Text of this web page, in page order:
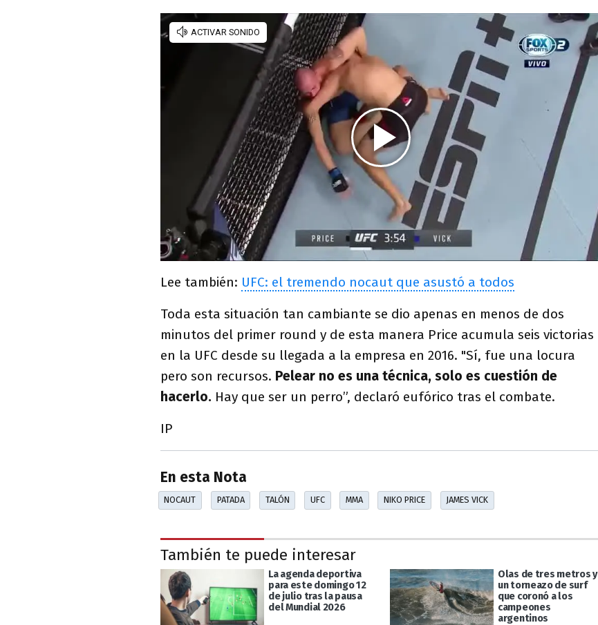
Lee también: UFC: el tremendo nocaut que asustó a todos
Toda esta situación tan cambiante se dio apenas en menos de dos
minutos del primer round y de esta manera Price acumula seis victorias
en la UFC desde su llegada a la empresa en 2016. "Sí, fue una locura
pero son recursos. Pelear no es una técnica, solo es cuestión de
hacerlo. Hay que ser un perro”, declaró eufórico tras el combate.
IP
En esta Nota
NOCAUT PATADA TALÓN UFC MMA NIKO PRICE JAMES VICK
También te puede interesar
La agenda deportiva
para este domingo 12
de julio tras la pausa
del Mundial 2026
Olas de tres metros y
un torneazo de surf
que coronó a los
campeones
argentinos